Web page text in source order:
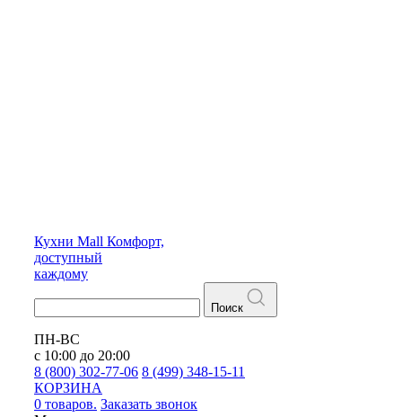
Кухни Mall Комфорт,
доступный
каждому
Поиск
ПН-ВС
с 10:00 до 20:00
8 (800) 302-77-06 8 (499) 348-15-11
КОРЗИНА
0 товаров. Заказать звонок